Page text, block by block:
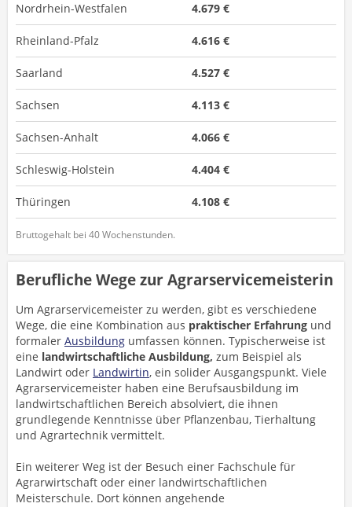
Nordrhein-Westfalen 4.679 €
Rheinland-Pfalz 4.616 €
Saarland 4.527 €
Sachsen 4.113 €
Sachsen-Anhalt 4.066 €
Schleswig-Holstein 4.404 €
Thüringen 4.108 €
Bruttogehalt bei 40 Wochenstunden.
Berufliche Wege zur Agrarservicemeisterin
Um Agrarservicemeister zu werden, gibt es verschiedene
Wege, die eine Kombination aus praktischer Erfahrung und
formaler Ausbildung umfassen können. Typischerweise ist
eine landwirtschaftliche Ausbildung, zum Beispiel als
Landwirt oder Landwirtin, ein solider Ausgangspunkt. Viele
Agrarservicemeister haben eine Berufsausbildung im
landwirtschaftlichen Bereich absolviert, die ihnen
grundlegende Kenntnisse über Pflanzenbau, Tierhaltung
und Agrartechnik vermittelt.
Ein weiterer Weg ist der Besuch einer Fachschule für
Agrarwirtschaft oder einer landwirtschaftlichen
Meisterschule. Dort können angehende